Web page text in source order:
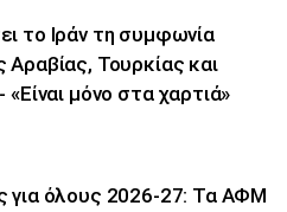
το Ιράν τη συμφωνία
Αραβίας, Τουρκίας και
«Είναι μόνο στα χαρτιά»
για όλους 2026-27: Τα ΑΦΜ